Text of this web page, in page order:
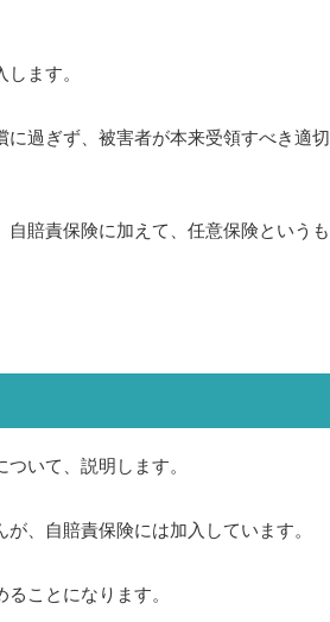
ます。
過ぎず、被害者が本来受領すべき適切
賠責保険に加えて、任意保険というも
いて、説明します。
、自賠責保険には加入しています。
ことになります。